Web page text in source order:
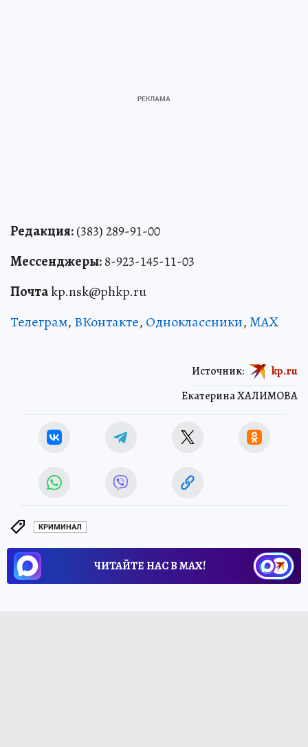
Редакция:(383) 289-91-00
Мессенджеры:8-923-145-11-03
Почтаkp.nsk@phkp.ru
Телеграм, ВКонтакте, Одноклассники,MAX
Екатерина ХАЛИМОВА
Источник: kp.ru
КРИМИНАЛ
ЧИТАЙТЕ НАС В МАХ!